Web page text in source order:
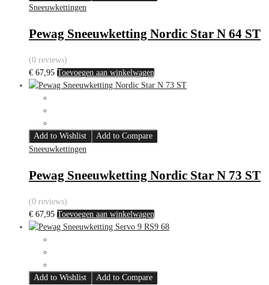
Sneeuwkettingen
Pewag Sneeuwketting Nordic Star N 64 ST
(0 reviews)
€ 67,95 Toevoegen aan winkelwagen
Add to Wishlist
Add to Compare
Sneeuwkettingen
Pewag Sneeuwketting Nordic Star N 73 ST
(0 reviews)
€ 67,95 Toevoegen aan winkelwagen
Add to Wishlist
Add to Compare